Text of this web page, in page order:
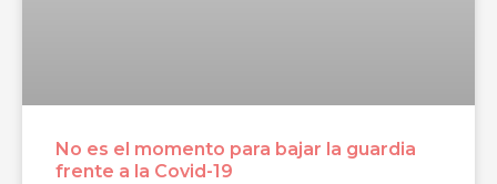
No es el momento para bajar la guardia
frente a la Covid-19